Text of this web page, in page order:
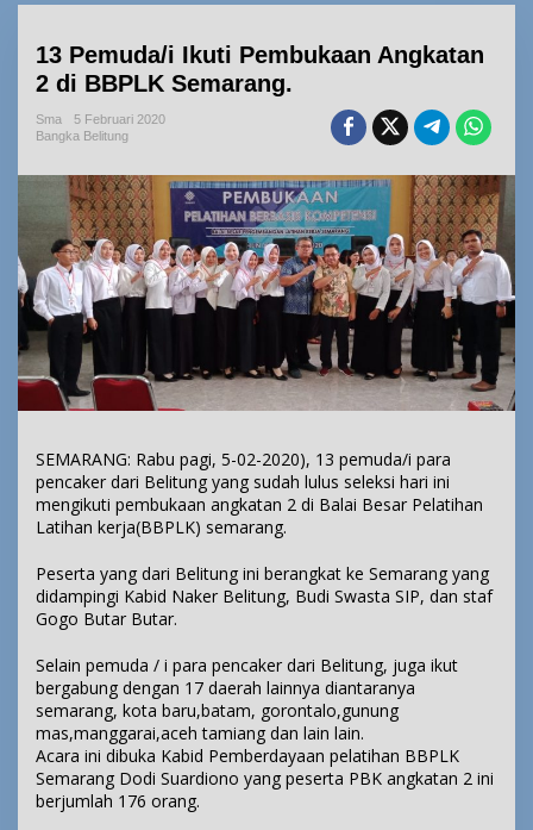
13 Pemuda/i Ikuti Pembukaan Angkatan
2 di BBPLK Semarang.
Sma
5 Februari 2020
Bangka Belitung
SEMARANG: Rabu pagi, 5-02-2020), 13 pemuda/i para
pencaker dari Belitung yang sudah lulus seleksi hari ini
mengikuti pembukaan angkatan 2 di Balai Besar Pelatihan
Latihan kerja(BBPLK) semarang.
Peserta yang dari Belitung ini berangkat ke Semarang yang
didampingi Kabid Naker Belitung, Budi Swasta SIP, dan staf
Gogo Butar Butar.
Selain pemuda / i para pencaker dari Belitung, juga ikut
bergabung dengan 17 daerah lainnya diantaranya
semarang, kota baru,batam, gorontalo,gunung
mas,manggarai,aceh tamiang dan lain lain.
Acara ini dibuka Kabid Pemberdayaan pelatihan BBPLK
Semarang Dodi Suardiono yang peserta PBK angkatan 2 ini
berjumlah 176 orang.